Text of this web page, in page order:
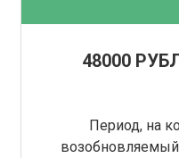
48000
Период, на